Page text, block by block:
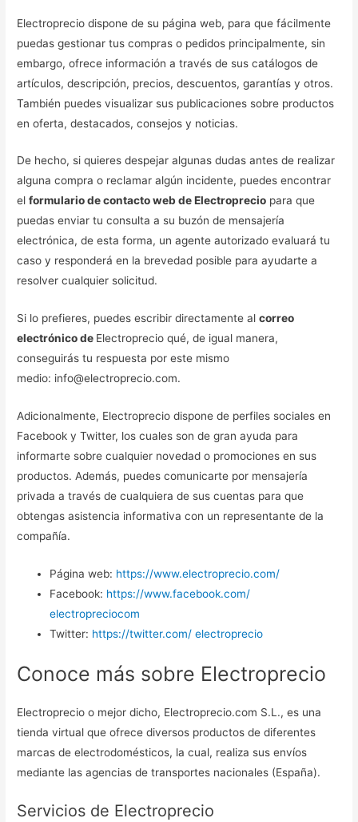
Electroprecio dispone de su página web, para que fácilmente
puedas gestionar tus compras o pedidos principalmente, sin
embargo, ofrece información a través de sus catálogos de
artículos, descripción, precios, descuentos, garantías y otros.
También puedes visualizar sus publicaciones sobre productos
en oferta, destacados, consejos y noticias.
De hecho, si quieres despejar algunas dudas antes de realizar
alguna compra o reclamar algún incidente, puedes encontrar
elformulario de contacto web de Electroprecio para que
puedas enviar tu consulta a su buzón de mensajería
electrónica, de esta forma, un agente autorizado evaluará tu
caso y responderá en la brevedad posible para ayudarte a
resolver cualquier solicitud.
Si lo prefieres, puedes escribir directamente alcorreo
electrónico de Electroprecio qué, de igual manera,
conseguirás tu respuesta por este mismo
medio: info@electroprecio.com.
Adicionalmente, Electroprecio dispone de perfiles sociales en
Facebook y Twitter, los cuales son de gran ayuda para
informarte sobre cualquier novedad o promociones en sus
productos. Además, puedes comunicarte por mensajería
privada a través de cualquiera de sus cuentas para que
obtengas asistencia informativa con un representante de la
compañía.
Página web: https://www.electroprecio.com/
Facebook: https://www.facebook.com/
electropreciocom
Twitter: https://twitter.com/ electroprecio
Conoce más sobre Electroprecio
Electroprecio o mejor dicho, Electroprecio.com S.L., es una
tienda virtual que ofrece diversos productos de diferentes
marcas de electrodomésticos, la cual, realiza sus envíos
mediante las agencias de transportes nacionales (España).
Servicios de Electroprecio